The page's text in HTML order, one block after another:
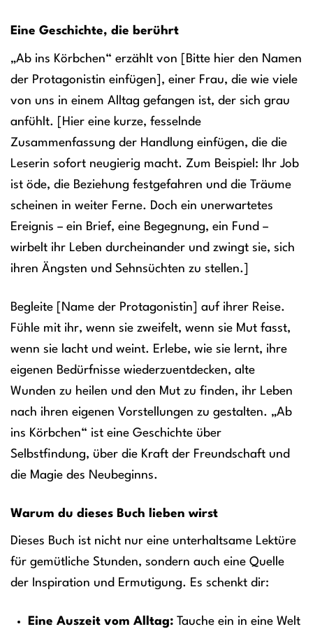
Eine Geschichte, die berührt
„Ab ins Körbchen“ erzählt von [Bitte hier den Namen
der Protagonistin einfügen], einer Frau, die wie viele
von uns in einem Alltag gefangen ist, der sich grau
anfühlt. [Hier eine kurze, fesselnde
Zusammenfassung der Handlung einfügen, die die
Leserin sofort neugierig macht. Zum Beispiel: Ihr Job
ist öde, die Beziehung festgefahren und die Träume
scheinen in weiter Ferne. Doch ein unerwartetes
Ereignis – ein Brief, eine Begegnung, ein Fund –
wirbelt ihr Leben durcheinander und zwingt sie, sich
ihren Ängsten und Sehnsüchten zu stellen.]
Begleite [Name der Protagonistin] auf ihrer Reise.
Fühle mit ihr, wenn sie zweifelt, wenn sie Mut fasst,
wenn sie lacht und weint. Erlebe, wie sie lernt, ihre
eigenen Bedürfnisse wiederzuentdecken, alte
Wunden zu heilen und den Mut zu finden, ihr Leben
nach ihren eigenen Vorstellungen zu gestalten. „Ab
ins Körbchen“ ist eine Geschichte über
Selbstfindung, über die Kraft der Freundschaft und
die Magie des Neubeginns.
Warum du dieses Buch lieben wirst
Dieses Buch ist nicht nur eine unterhaltsame Lektüre
für gemütliche Stunden, sondern auch eine Quelle
der Inspiration und Ermutigung. Es schenkt dir:
Eine Auszeit vom Alltag:Tauche ein in eine Welt